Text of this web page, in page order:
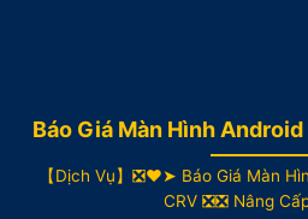
Báo Giá Màn Hình
【Dịch Vụ】❎❤️➤ Báo Giá Màn
CRV ❎❎ Nâng